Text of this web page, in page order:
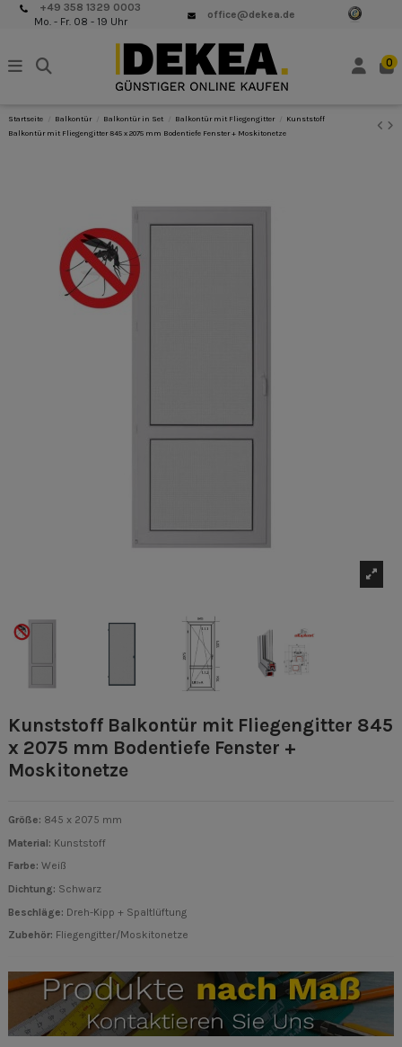
+49 358 1329 0003
Mo. - Fr. 08 - 19 Uhr
office@dekea.de
0
Startseite Balkontür Balkontür in Set Balkontür mit Fliegengitter
Kunststoff
Balkontür mit Fliegengitter 845 x 2075 mm Bodentiefe Fenster + Moskitonetze
Kunststoff Balkontür mit Fliegengitter 845
x 2075 mm Bodentiefe Fenster +
Moskitonetze
Größe: 845 x 2075 mm
Material: Kunststoff
Farbe: Weiß
Dichtung: Schwarz
Beschläge: Dreh-Kipp + Spaltlüftung
Zubehör: Fliegengitter/Moskitonetze